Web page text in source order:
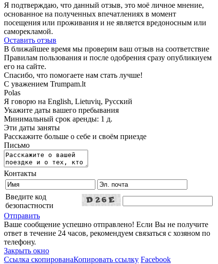
Я подтверждаю, что данный отзыв, это моё личное мнение,
основанное на полученных впечатлениях в момент
посещения или проживания и не является вредоносным или
саморекламой.
Оставить отзыв
В ближайшее время мы проверим ваш отзыв на соответствие
Правилам пользования и после одобрения сразу опубликиуем
его на сайте.
Спасибо, что помогаете нам стать лучше!
С уважением Trumpam.lt
Polas
Я говорю на English, Lietuvių, Русский
Укажите даты вашего пребывания
Минимальный срок аренды: 1 д.
Эти даты заняты
Расскажите больше о себе и своём приезде
Письмо
Контакты
Введите код
безопастности
Отправить
Ваше сообщение успешно отправлено! Если Вы не получите
ответ в течение 24 часов, рекомендуем связаться с хозяном по
телефону.
Закрыть окно
Ссылка скопированаКопировать ссылку Facebook